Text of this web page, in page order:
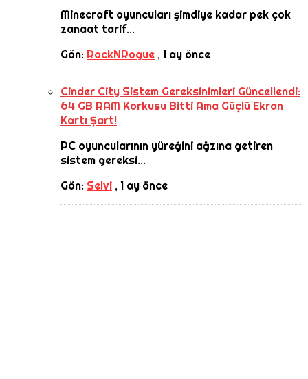
Minecraft oyuncuları şimdiye kadar pek çok
zanaat tarif...
Gön: RockNRogue ,1 ay önce
Cinder City Sistem Gereksinimleri Güncellendi:
64 GB RAM Korkusu Bitti Ama Güçlü Ekran
Kartı Şart!
PC oyuncularının yüreğini ağzına getiren
sistem gereksi...
Gön: Selvi ,1 ay önce